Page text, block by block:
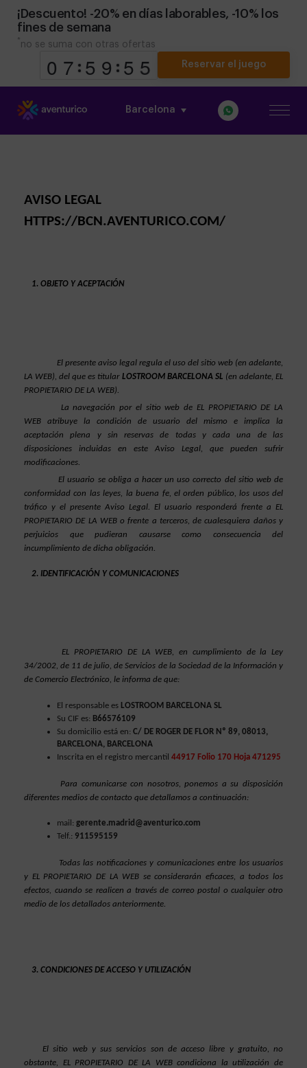
¡Descuento! -20% en días laborables, -10% los
fines de semana
* no se suma con otras ofertas
Reservar el juego
Barcelona
AVISO LEGAL
HTTPS://BCN.AVENTURICO.COM/
OBJETO Y ACEPTACIÓN
El presente aviso legal regula el uso del sitio web (en adelante,
LA WEB), del que es titular LOSTROOM BARCELONA SL (en adelante, EL
PROPIETARIO DE LA WEB).
La navegación por el sitio web de EL PROPIETARIO DE LA
WEB atribuye la condición de usuario del mismo e implica la
aceptación plena y sin reservas de todas y cada una de las
disposiciones incluidas en este Aviso Legal, que pueden sufrir
modificaciones.
El usuario se obliga a hacer un uso correcto del sitio web de
conformidad con las leyes, la buena fe, el orden público, los usos del
tráfico y el presente Aviso Legal. El usuario responderá frente a EL
PROPIETARIO DE LA WEB o frente a terceros, de cualesquiera daños y
perjuicios que pudieran causarse como consecuencia del
incumplimiento de dicha obligación.
IDENTIFICACIÓN Y COMUNICACIONES
EL PROPIETARIO DE LA WEB, en cumplimiento de la Ley
34/2002, de 11 de julio, de Servicios de la Sociedad de la Información y
de Comercio Electrónico, le informa de que:
El responsable es LOSTROOM BARCELONA SL
Su CIF es: B66576109
Su domicilio está en: C/ DE ROGER DE FLOR Nº 89, 08013,
BARCELONA, BARCELONA
Inscrita en el registro mercantil 44917 Folio 170 Hoja 471295
Para comunicarse con nosotros, ponemos a su disposición
diferentes medios de contacto que detallamos a continuación:
mail: gerente.madrid@aventurico.com
Telf.: 911595159
Todas las notificaciones y comunicaciones entre los usuarios
y EL PROPIETARIO DE LA WEB se considerarán eficaces, a todos los
efectos, cuando se realicen a través de correo postal o cualquier otro
medio de los detallados anteriormente.
CONDICIONES DE ACCESO Y UTILIZACIÓN
El sitio web y sus servicios son de acceso libre y gratuito, no
obstante, EL PROPIETARIO DE LA WEB condiciona la utilización de